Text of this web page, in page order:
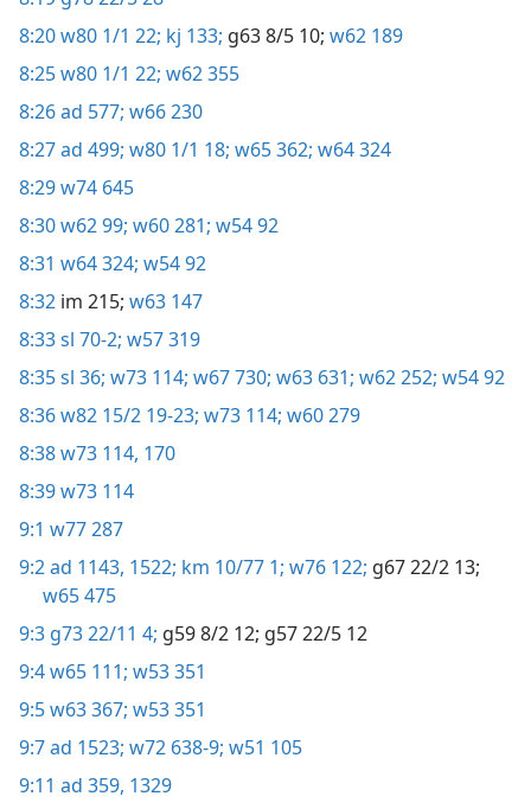
8:20w80 1/1 22; kj 133; g63 8/5 10; w62 189
8:25w80 1/1 22; w62 355
8:26ad 577; w66 230
8:27ad 499; w80 1/1 18; w65 362; w64 324
8:29w74 645
8:30w62 99; w60 281; w54 92
8:31 w64 324; w54 92
8:32 im 215; w63 147
8:33sl 70-2; w57 319
8:35sl 36; w73 114; w67 730; w63 631; w62 252; w54 92
8:36w82 15/2 19-23; w73 114; w60 279
8:38w73 114, 170
8:39w73 114
9:1 w77 287
9:2ad 1143, 1522; km 10/77 1; w76 122; g67 22/2 13;
w65 475
9:3 g73 22/11 4; g59 8/2 12; g57 22/5 12
9:4w65 111; w53 351
9:5w63 367; w53 351
9:7ad 1523; w72 638-9; w51 105
9:11 ad 359, 1329